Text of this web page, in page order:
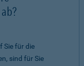
Sie für die
sind für Sie